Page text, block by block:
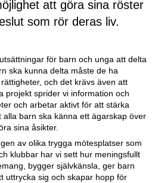
att göra sina röster
som rör deras liv.
för barn och unga att delta
ska kunna delta måste de ha
och det krävs även att
projekt sprider vi information och
och arbetar aktivt för att stärka
alla barn ska känna ett ägarskap över
sina åsikter.
av olika trygga mötesplatser som
klubbar har vi sett hur meningsfullt
bygger självkänsla, ger barn
uttrycka sig och skapar hopp för